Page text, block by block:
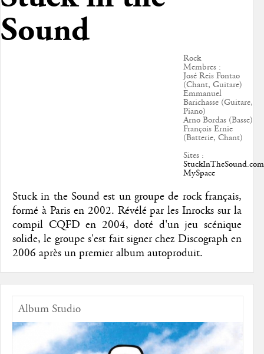
Sound
Rock
Membres :
José Reis Fontao
(Chant, Guitare)
Emmanuel
Barichasse (Guitare,
Piano)
Arno Bordas (Basse)
François Ernie
(Batterie, Chant)
Sites :
StuckInTheSound.com
MySpace
Stuck in the Sound est un groupe de rock français,
formé à Paris en 2002. Révélé par les Inrocks sur la
compil CQFD en 2004, doté d'un jeu scénique
solide, le groupe s'est fait signer chez Discograph en
2006 après un premier album autoproduit.
Album Studio